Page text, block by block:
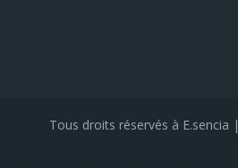
Tous droits réservés à E.sencia |